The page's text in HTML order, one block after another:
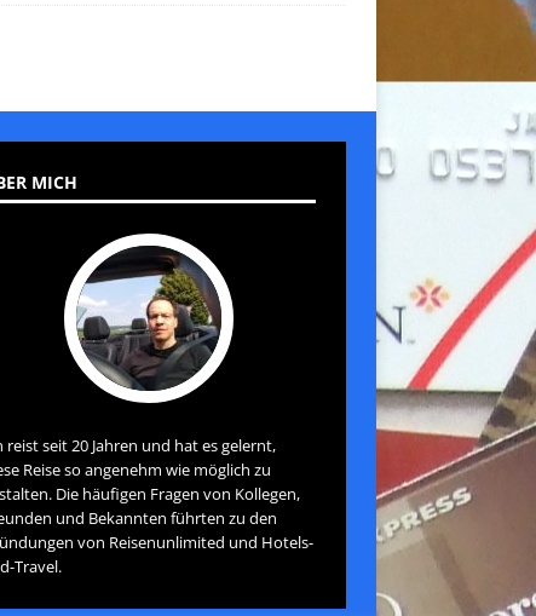
MICH
reist seit 20 Jahren und hat es gelernt,
Reise so angenehm wie möglich zu
Die häufigen Fragen von Kollegen,
und Bekannten führten zu den
von Reisenunlimited und Hotels-
Travel.